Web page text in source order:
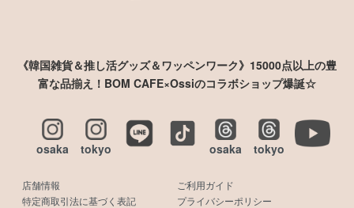
《韓国雑貨＆推し活グッズ＆ワッペンワーク》15000点以上の豊
富な品揃え！BOM CAFE×Ossiのコラボショップ爆誕☆
osaka tokyo osaka tokyo
店舗情報
ご利用ガイド
特定商取引法に基づく表記
プライバシーポリシー